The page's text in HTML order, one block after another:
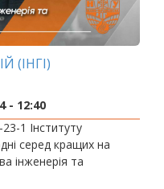
(ІНГІ)
- 12:40
1 Інституту
серед кращих на
інженерія та